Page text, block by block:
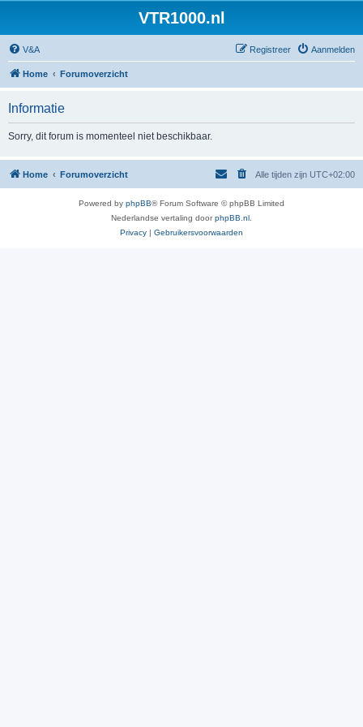
VTR1000.nl
V&A Aanmelden
Registreer
Home Forumoverzicht
Informatie
Sorry, dit forum is momenteel niet beschikbaar.
Home Forumoverzicht Alle tijden zijn UTC+02:00
Powered by phpBB® Forum Software © phpBB Limited
Nederlandse vertaling doorphpBB.nl
Privacy | Gebruikersvoorwaarden